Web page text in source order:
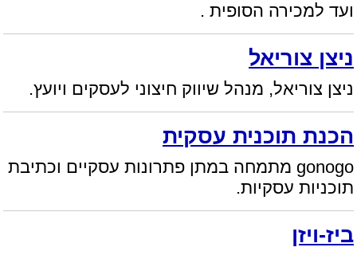
ועד למכירה הסופית .
ניצן צוריאל
ניצן צוריאל, מנהל שיווק חיצוני לעסקים ויועץ.
הכנת תוכנית עסקית
gonogo מתמחה במתן פתרונות עסקיים וכתיבת
תוכניות עסקיות.
ביז-ויזן